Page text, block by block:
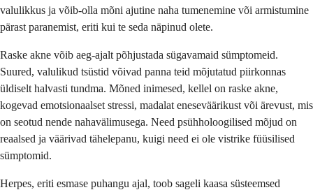
valulikkus ja võib-olla mõni ajutine naha tumenemine või armistumine
pärast paranemist, eriti kui te seda näpinud olete.
Raske akne võib aeg-ajalt põhjustada sügavamaid sümptomeid.
Suured, valulikud tsüstid võivad panna teid mõjutatud piirkonnas
üldiselt halvasti tundma. Mõned inimesed, kellel on raske akne,
kogevad emotsionaalset stressi, madalat eneseväärikust või ärevust, mis
on seotud nende nahavälimusega. Need psühholoogilised mõjud on
reaalsed ja väärivad tähelepanu, kuigi need ei ole vistrike füüsilised
sümptomid.
Herpes, eriti esmase puhangu ajal, toob sageli kaasa süsteemsed